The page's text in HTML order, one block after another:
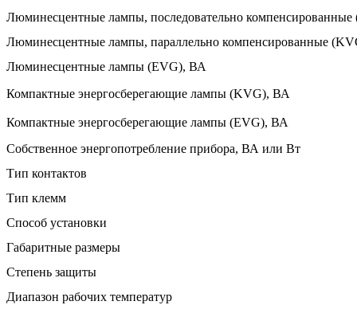
Люминесцентные лампы, последовательно
Люминесцентные лампы, параллельно компенсированные
Люминесцентные лампы (EVG), ВА
Компактные энергосберегающие лампы (KVG), ВА
Компактные энергосберегающие лампы (EVG), ВА
Собственное энергопотребление прибора, ВА или Вт
Тип контактов
Тип клемм
Способ установки
Габаритные размеры
Степень защиты
Диапазон рабочих температур